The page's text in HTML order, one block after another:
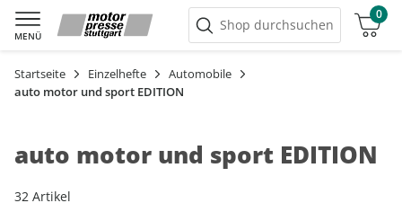
MENÜ
Shop durchsuchen
0
Warenkorb
Startseite Einzelhefte
Automobile
auto motor und sport EDITION
auto motor und sport EDITION
32 Artikel